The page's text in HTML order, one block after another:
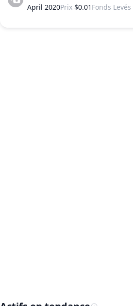
April 2020Prix $0.01 Fonds Levés